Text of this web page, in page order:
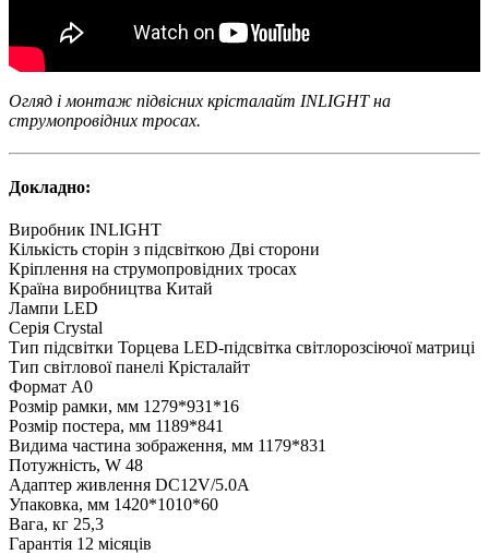
Огляд і монтаж підвісних крісталайт INLIGHT на
струмопровідних тросах.
Докладно:
Виробник INLIGHT
Кількість сторін з підсвіткою Дві сторони
Кріплення на струмопровідних тросах
Країна виробництва Китай
Лампи LED
Серія Crystal
Тип підсвітки Торцева LED-підсвітка світлорозсіючої матриці
Тип світлової панелі Крісталайт
Формат А0
Розмір рамки, мм 1279*931*16
Розмір постера, мм 1189*841
Видима частина зображення, мм 1179*831
Потужність, W 48
Адаптер живлення DC12V/5.0A
Упаковка, мм 1420*1010*60
Вага, кг 25,3
Гарантія 12 місяців